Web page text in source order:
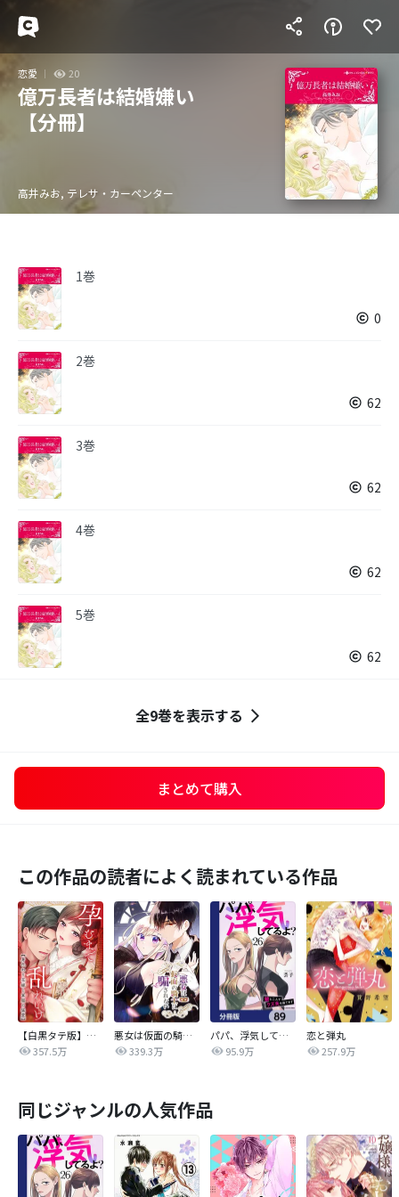
恋愛 20
億万長者は結婚嫌い
【分冊】
高井みお, テレサ・カーペンター
1巻
0
2巻
62
3巻
62
4巻
62
5巻
62
全9巻を表示する
まとめて購入
この作品の読者によく読まれている作品
【白黒タテ版】孕むまで乱れいけ～身代わり花嫁と軍服の猛愛
357.5万
悪女は仮面の騎士に騙されない
339.3万
パパ、浮気してるよ？娘と二人でクズ夫を捨てます【分冊版】
95.9万
恋と弾丸
257.9万
同じジャンルの人気作品